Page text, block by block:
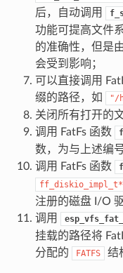
后，自动调用
功能可提高文件
的准确性，但是
会受到影响；
可以直接调用
缀的路径，如
"/
关闭所有打开的文
调用 FatFs 函数
数，为与上述编
调用 FatFs 函数
ff_diskio_impl_t*
注册的磁盘 I/O 驱
调用
挂载的路径将
分配的
FATFS 结